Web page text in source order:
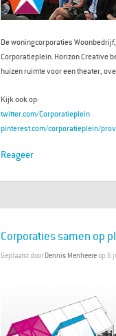
De woningcorporaties
Corporatieplein. Horizon Creative
huizen ruimte voor een theater,
Kijk ook op:
twitter.com/Corporatieplein
pinterest.com/corporatieplein/
Reageer
Corporaties samen op
Geplaatst door Dennis Menheereop 6